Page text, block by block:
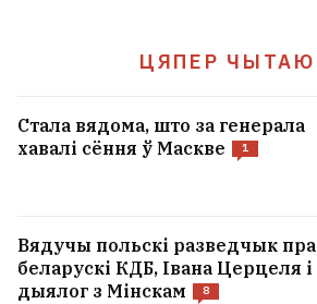
ЦЯПЕР
Стала вядома, што за генерала
хавалі сёння ў Маскве
1
Вядучы польскі разведчык пра
беларускі КДБ, Івана Церцеля і
дыялог з Мінскам
8